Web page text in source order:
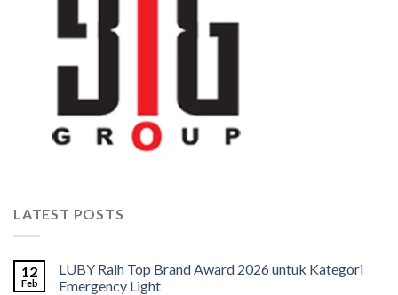
LATEST POSTS
12
Feb
LUBY Raih Top Brand Award 2026 untuk Kategori
Emergency Light